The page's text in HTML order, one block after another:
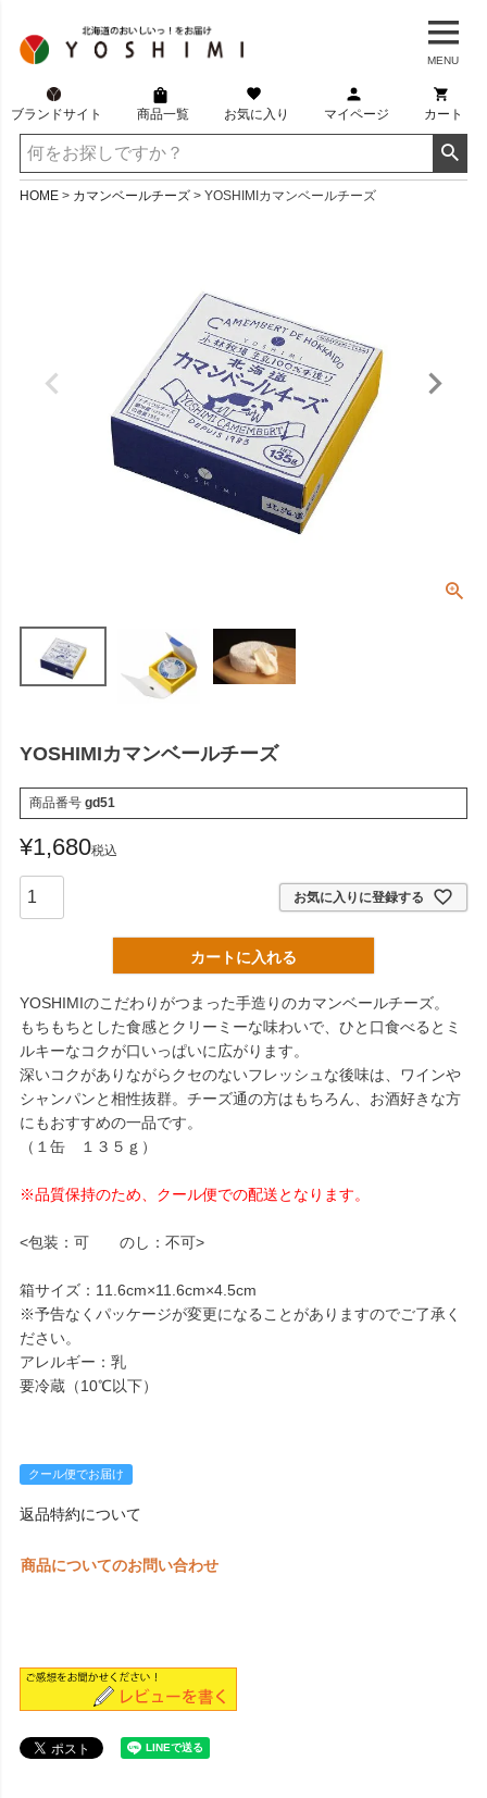
MENU
ブランドサイト 商品一覧 お気に入り マイページ カート
HOME カマンベールチーズ YOSHIMIカマンベールチーズ
YOSHIMIカマンベールチーズ
商品番号 gd51
¥1,680税込
お気に入りに登録する
カートに入れる
YOSHIMIのこだわりがつまった手造りのカマンベールチーズ。
もちもちとした食感とクリーミーな味わいで、ひと口食べるとミ
ルキーなコクが口いっぱいに広がります。
深いコクがありながらクセのないフレッシュな後味は、ワインや
シャンパンと相性抜群。チーズ通の方はもちろん、お酒好きな方
にもおすすめの一品です。
（１缶 １３５ｇ）
※品質保持のため、クール便での配送となります。
<包装：可 のし：不可>
箱サイズ：11.6cm×11.6cm×4.5cm
※予告なくパッケージが変更になることがありますのでご了承く
ださい。
アレルギー：乳
要冷蔵（10℃以下）
クール便でお届け
返品特約について
商品についてのお問い合わせ